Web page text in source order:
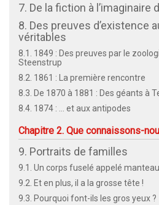
7. De la fiction à l’imaginaire
8. Des preuves d’existence
véritables
8.1. 1849 : Des preuves par le
Steenstrup
8.2. 1861 : La première rencontre
8.3. De 1870 à 1881 : Des géants à
8.4. 1874 : … et aux antipodes
Chapitre 2. Que connaissons-
9. Portraits de familles
9.1. Un corps fuselé appelé
9.2. Et en plus, il a la grosse tête !
9.3. Pourquoi font-ils les gros yeux ?